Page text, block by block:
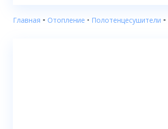
Главная Отопление Полотенцесушители